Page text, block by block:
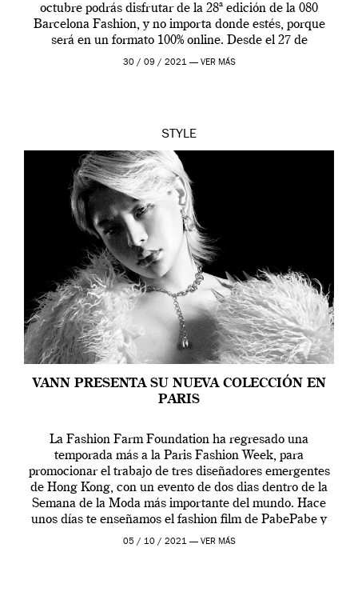
octubre podrás disfrutar de la 28ª edición de la 080
Barcelona Fashion, y no importa donde estés, porque
será en un formato 100% online. Desde el 27 de
septiembre […]
30 / 09 / 2021 — VER MÁS
STYLE
VANN PRESENTA SU NUEVA COLECCIÓN EN
PARIS
La Fashion Farm Foundation ha regresado una
temporada más a la Paris Fashion Week, para
promocionar el trabajo de tres diseñadores emergentes
de Hong Kong, con un evento de dos dias dentro de la
Semana de la Moda más importante del mundo. Hace
unos días te enseñamos el fashion film de PabePabe y
ahora, nos fijamos […]
05 / 10 / 2021 — VER MÁS